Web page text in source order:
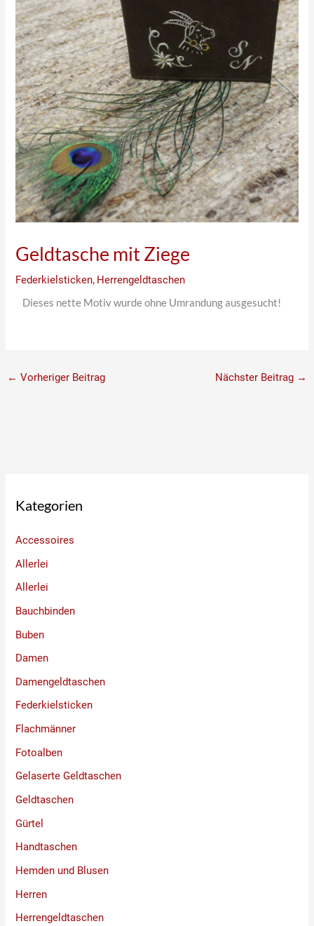
Geldtasche mit Ziege
Federkielsticken, Herrengeldtaschen
Dieses nette Motiv wurde ohne Umrandung ausgesucht!
← Vorheriger Beitrag Nächster Beitrag →
Kategorien
Accessoires
Allerlei
Allerlei
Bauchbinden
Buben
Damen
Damengeldtaschen
Federkielsticken
Flachmänner
Fotoalben
Gelaserte Geldtaschen
Geldtaschen
Gürtel
Handtaschen
Hemden und Blusen
Herren
Herrengeldtaschen